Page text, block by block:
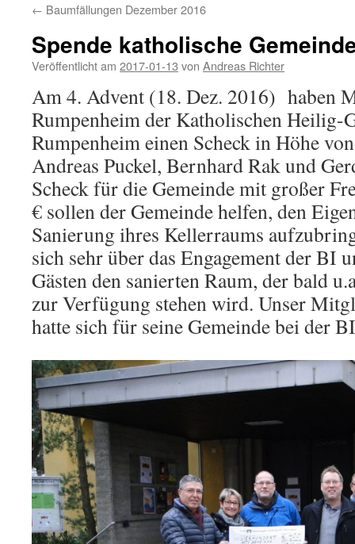
← Baumfällungen Dezember 2016
Spende katholische
Veröffentlicht am 2017-01-13 von Andreas Richter
Am 4. Advent (18. Dez. 2016) haben
Rumpenheim der Katholischen Heilig-
Rumpenheim einen Scheck in Höhe
Andreas Puckel, Bernhard Rak und
Scheck für die Gemeinde mit großer
€ sollen der Gemeinde helfen, den
Sanierung ihres Kellerraums
sich sehr über das Engagement der BI
Gästen den sanierten Raum, der bald
zur Verfügung stehen wird. Unser
hatte sich für seine Gemeinde bei der